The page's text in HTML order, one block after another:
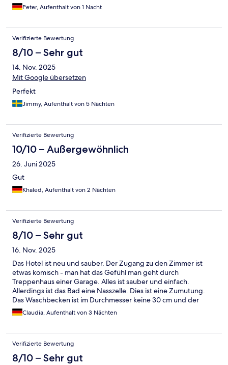
Peter, Aufenthalt von 1 Nacht
Verifizierte Bewertung
8/10 – Sehr gut
14. Nov. 2025
Mit Google übersetzen
Perfekt
Jimmy, Aufenthalt von 5 Nächten
Verifizierte Bewertung
10/10 – Außergewöhnlich
26. Juni 2025
Gut
Khaled, Aufenthalt von 2 Nächten
Verifizierte Bewertung
8/10 – Sehr gut
16. Nov. 2025
Das Hotel ist neu und sauber. Der Zugang zu den Zimmer ist
etwas komisch - man hat das Gefühl man geht durch
Treppenhaus einer Garage. Alles ist sauber und einfach.
Allerdings ist das Bad eine Nasszelle. Dies ist eine Zumutung.
Das Waschbecken ist im Durchmesser keine 30 cm und der
Wasserhahn nicht zum Wegdrehen. Gesicht waschen nicht
möglich ohne das ganze Bad zu überschwemmen. Schade, am
Claudia, Aufenthalt von 3 Nächten
Verifizierte Bewertung
8/10 – Sehr gut